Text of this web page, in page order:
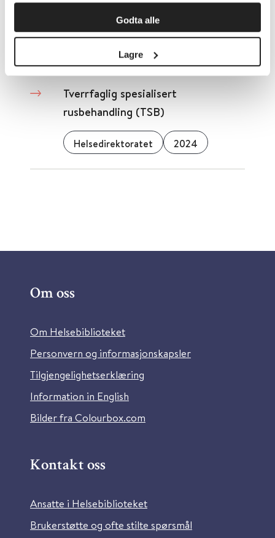
Godta alle
Lagre
Haugesund kommune
Tverrfaglig spesialisert
rusbehandling (TSB)
Helsedirektoratet 2024
Om oss
Om Helsebiblioteket
Personvern og informasjonskapsler
Tilgjengelighetserklæring
Information in English
Bilder fra Colourbox.com
Kontakt oss
Ansatte i Helsebiblioteket
Brukerstøtte og ofte stilte spørsmål